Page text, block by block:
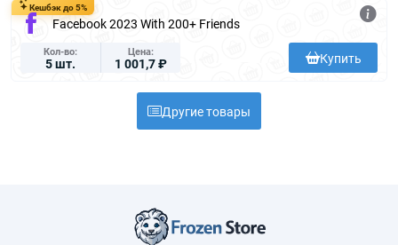
Кешбэк до 5%
Facebook 2023 With 200+ Friends
Кол-во
5 шт.
Цена
1 001,7 ₽ Купить
Другие товары